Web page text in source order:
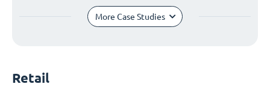
More Case Studies
Retail